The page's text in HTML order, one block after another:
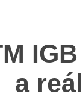
a